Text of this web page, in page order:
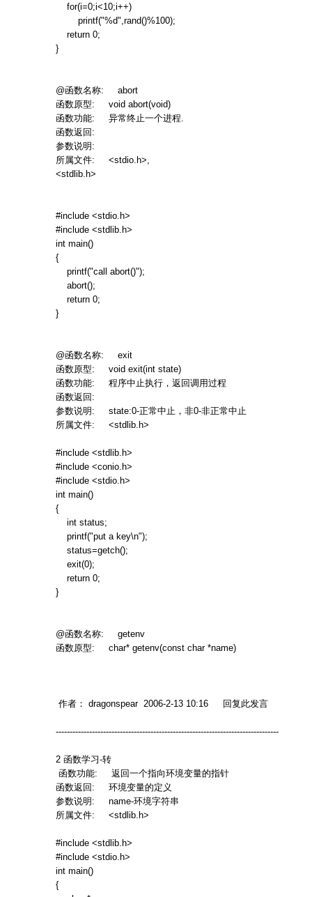
for(i=0;i<10;i++)
printf("%d",rand()%100);
return 0;
}
@函数名称: abort
函数原型: void abort(void)
函数功能: 异常终止一个进程
函数返回:
参数说明:
所属文件: <stdio.h>,
#include <stdio.h>
#include <stdlib.h>
int main()
{
printf("call abort()");
abort();
return 0;
}
@函数名称: exit
函数原型: void exit(int state)
函数功能: 程序中止执行，返回调用过程
函数返回:
参数说明: state:0-正常中止，非0-非正常中止
所属文件: <stdlib.h>
#include <stdlib.h>
#include <conio.h>
#include <stdio.h>
int main()
{
int status;
printf("put a key\n");
status=getch();
exit(0);
return 0;
}
@函数名称: getenv
函数原型: char* getenv(const char *name)
作者： dragonspear 2006-2-13 10:16 回复此发言
--------------------------------------------------------------------------------
2 函数学习-转
函数功能: 返回一个指向环境变量的指针
函数返回: 环境变量的定义
参数说明: name-环境字符串
所属文件: <stdlib.h>
#include <stdlib.h>
#include <stdio.h>
int main()
{